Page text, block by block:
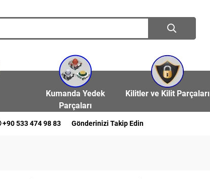
Kumanda Yedek
Parçaları
Kilitler ve Kilit Parçaları
+90 533 474 98 83 Gönderinizi Takip Edin